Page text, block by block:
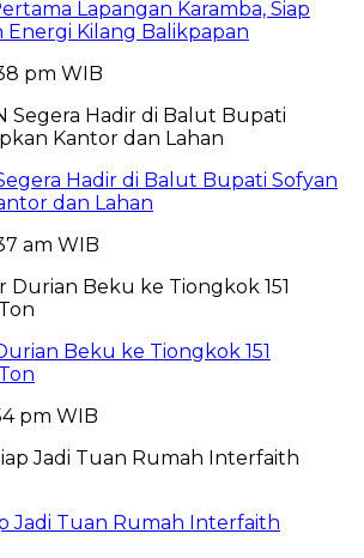
Lapangan Karamba, Siap
Energi Kilang Balikpapan
pm WIB
Hadir di Balut Bupati Sofyan
dan Lahan
am WIB
Beku ke Tiongkok 151
pm WIB
Jadi Tuan Rumah Interfaith